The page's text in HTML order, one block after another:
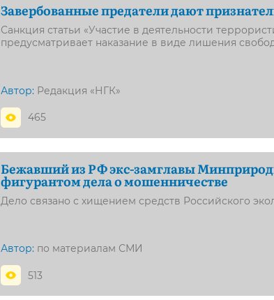
Завербованные предатели дают
Санкция статьи «Участие в деятельности
предусматривает наказание в виде лишения
Автор: Редакция «НГК»
465
Бежавший из РФ экс-замглавы
фигурантом дела о мошенничестве
Дело связано с хищением средств Российского
Автор: по материалам СМИ
513